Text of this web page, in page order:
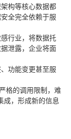
构等核心数据都
全完全依赖于服
行业，将数据托
泄露，企业将面
功能变更甚至服
格的调用限制，难
成，形成新的信息